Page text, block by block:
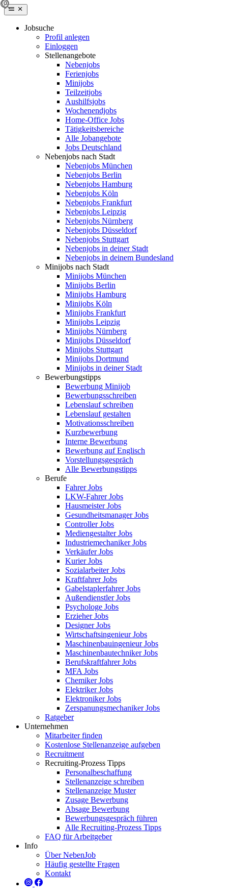
Jobsuche
Profil anlegen
Einloggen
Stellenangebote
Nebenjobs
Ferienjobs
Minijobs
Teilzeitjobs
Aushilfsjobs
Wochenendjobs
Home-Office Jobs
Tätigkeitsbereiche
Alle Jobangebote
Jobs Deutschland
Nebenjobs nach Stadt
Nebenjobs München
Nebenjobs Berlin
Nebenjobs Hamburg
Nebenjobs Köln
Nebenjobs Frankfurt
Nebenjobs Leipzig
Nebenjobs Nürnberg
Nebenjobs Düsseldorf
Nebenjobs Stuttgart
Nebenjobs in deiner Stadt
Nebenjobs in deinem Bundesland
Minijobs nach Stadt
Minijobs München
Minijobs Berlin
Minijobs Hamburg
Minijobs Köln
Minijobs Frankfurt
Minijobs Leipzig
Minijobs Nürnberg
Minijobs Düsseldorf
Minijobs Stuttgart
Minijobs Dortmund
Minijobs in deiner Stadt
Bewerbungstipps
Bewerbung Minijob
Bewerbungsschreiben
Lebenslauf schreiben
Lebenslauf gestalten
Motivationsschreiben
Kurzbewerbung
Interne Bewerbung
Bewerbung auf Englisch
Vorstellungsgespräch
Alle Bewerbungstipps
Berufe
Fahrer Jobs
LKW-Fahrer Jobs
Hausmeister Jobs
Gesundheitsmanager Jobs
Controller Jobs
Mediengestalter Jobs
Industriemechaniker Jobs
Verkäufer Jobs
Kurier Jobs
Sozialarbeiter Jobs
Kraftfahrer Jobs
Gabelstaplerfahrer Jobs
Außendienstler Jobs
Psychologe Jobs
Erzieher Jobs
Designer Jobs
Wirtschaftsingenieur Jobs
Maschinenbauingenieur Jobs
Maschinenbautechniker Jobs
Berufskraftfahrer Jobs
MFA Jobs
Chemiker Jobs
Elektriker Jobs
Elektroniker Jobs
Zerspanungsmechaniker Jobs
Ratgeber
Unternehmen
Mitarbeiter finden
Kostenlose Stellenanzeige aufgeben
Recruitment
Recruiting-Prozess Tipps
Personalbeschaffung
Stellenanzeige schreiben
Stellenanzeige Muster
Zusage Bewerbung
Absage Bewerbung
Bewerbungsgespräch führen
Alle Recruiting-Prozess Tipps
FAQ für Arbeitgeber
Info
Über NebenJob
Häufig gestellte Fragen
Kontakt